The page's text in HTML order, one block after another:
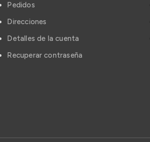
Pedidos
Direcciones
Detalles de la cuenta
Recuperar contraseña